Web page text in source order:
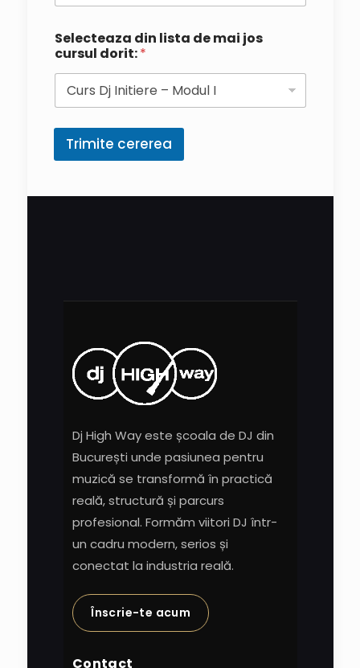
Selecteaza din lista de mai jos
cursul dorit:*
Trimite cererea
Dj High Way este școala de DJ din
București unde pasiunea pentru
muzică se transformă în practică
reală, structură și parcurs
profesional. Formăm viitori DJ într-
un cadru modern, serios și
conectat la industria reală.
Înscrie-te acum
Contact